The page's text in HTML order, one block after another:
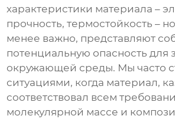
характеристики материала –
прочность, термостойкость –
менее важно, представляют
потенциальную опасность для
окружающей среды. Мы часто
ситуациями, когда материал,
соответствовал всем
молекулярной массе и